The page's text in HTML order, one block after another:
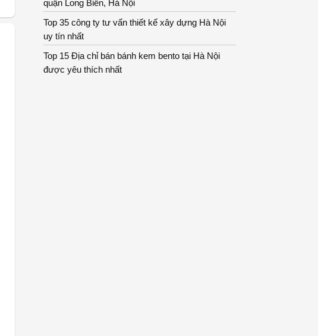
quận Long Biên, Hà Nội
Top 35 công ty tư vấn thiết kế xây dựng Hà Nội
uy tín nhất
Top 15 Địa chỉ bán bánh kem bento tại Hà Nội
được yêu thích nhất